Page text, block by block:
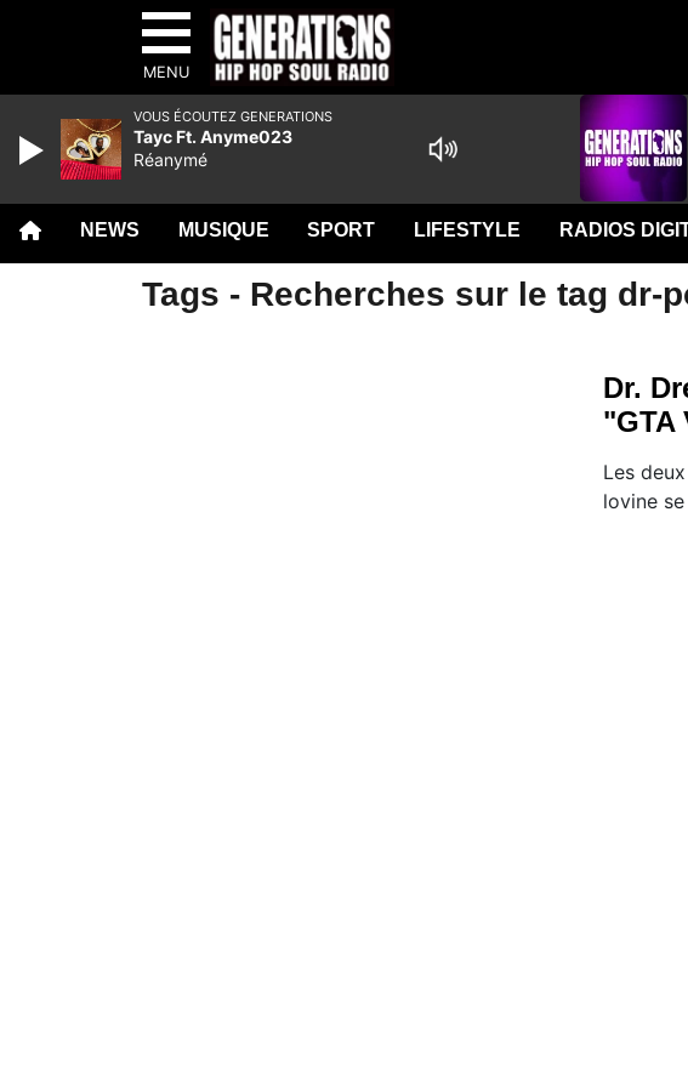
MENU
NEWS MUSIQUE SPORT LIFESTYLE RADIOS
Tags - Recherches sur le tag dr-
Dr.
"GTA
Les
lovine
VOUS ÉCOUTEZ GENERATIONS
Tayc Ft. Anyme023
Réanymé